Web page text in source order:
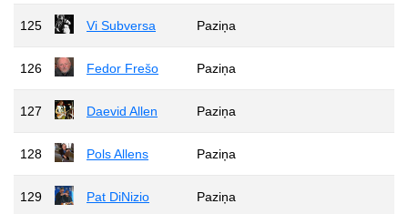
125 Vi Subversa Paziņa
126 Fedor Frešo Paziņa
127 Daevid Allen Paziņa
128 Pols Allens Paziņa
129 Pat DiNizio Paziņa